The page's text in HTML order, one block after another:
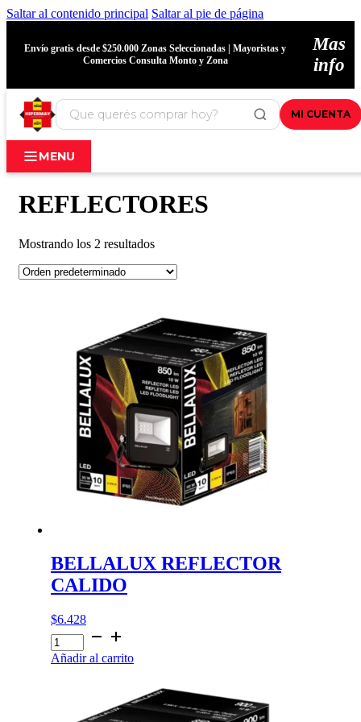
Saltar al contenido principal Saltar al pie de página
Envío gratis desde $250.000 Zonas Seleccionadas | Mayoristas y
Comercios Consulta Monto y Zona
Mas
info
MI CUENTA
MENU
REFLECTORES
Mostrando los 2 resultados
BELLALUX REFLECTOR
CALIDO
$6.428
BELLALUX
REFLECTOR
CALIDO
Añadir al carrito